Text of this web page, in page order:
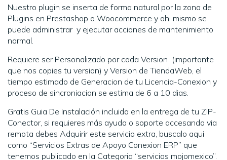
Nuestro plugin se inserta de forma natural por la zona de
Plugins en Prestashop o Woocommerce y ahi mismo se
puede administrar y ejecutar acciones de mantenimiento
normal.
Requiere ser Personalizado por cada Version (importante
que nos copies tu version) y Version de TiendaWeb, el
tiempo estimado de Generacion de tu Licencia-Conexion y
proceso de sincroniacion se estima de 6 a 10 dias.
Gratis Guia De Instalación incluida en la entrega de tu ZIP-
Conector, si requieres más ayuda o soporte accesando via
remota debes Adquirir este servicio extra, buscalo aqui
como “Servicios Extras de Apoyo Conexion ERP” que
tenemos publicado en la Categoria “servicios mojomexico”.